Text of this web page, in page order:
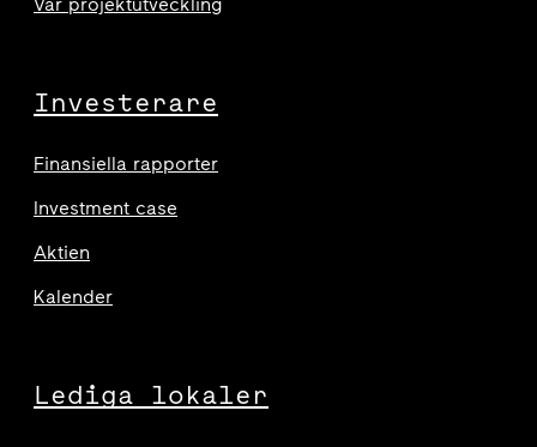
Investerare
Finansiella rapporter
Investment case
Aktien
Kalender
Lediga lokaler